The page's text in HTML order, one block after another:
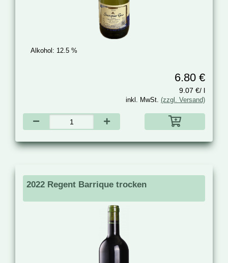
Alkohol: 12.5 %
6.80 €
9.07 €/ l
inkl. MwSt. (zzgl. Versand)
2022 Regent Barrique trocken